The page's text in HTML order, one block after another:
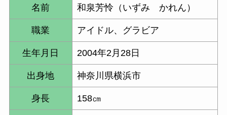
名前 和泉芳怜（いずみ かれん）
職業 アイドル、グラビア
生年月日 2004年2月28日
出身地 神奈川県横浜市
身長 158㎝